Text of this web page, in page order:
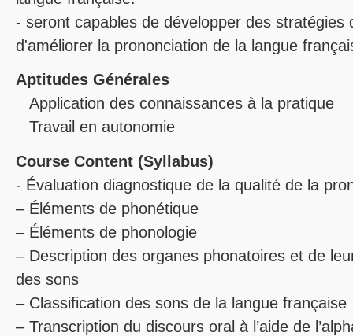
- seront capables de développer des stratégies
d'améliorer la prononciation de la langue
Aptitudes Générales
Application des connaissances à la pratique
Travail en autonomie
Course Content (Syllabus)
- Évaluation diagnostique de la qualité de la
– Éléments de phonétique
– Éléments de phonologie
– Description des organes phonatoires et de
des sons
– Classification des sons de la langue française
– Transcription du discours oral à l’aide de